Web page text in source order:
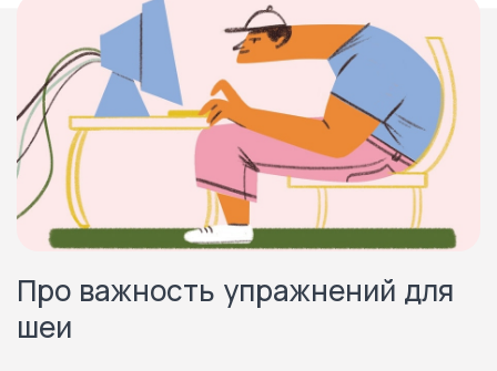
Про важность упражнений для
шеи